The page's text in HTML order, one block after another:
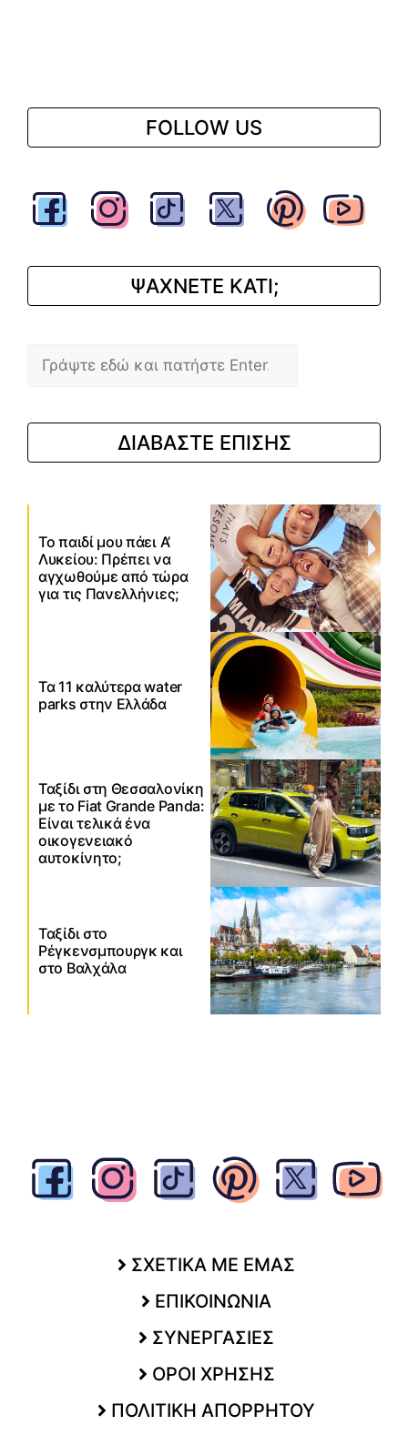
FOLLOW US
ΨΑΧΝΕΤΕ ΚΑΤΙ;
ΔΙΑΒΑΣΤΕ ΕΠΙΣΗΣ
Το παιδί μου πάει Α’
Λυκείου: Πρέπει να
αγχωθούμε από τώρα
για τις Πανελλήνιες;
Τα 11 καλύτερα water
parks στην Ελλάδα
Ταξίδι στη Θεσσαλονίκη
με το Fiat Grande Panda:
Είναι τελικά ένα
οικογενειακό
αυτοκίνητο;
Ταξίδι στο
Ρέγκενσμπουργκ και
στο Βαλχάλα
ΣΧΕΤΙΚΑ ΜΕ ΕΜΑΣ
ΕΠΙΚΟΙΝΩΝΙΑ
ΣΥΝΕΡΓΑΣΙΕΣ
ΟΡΟΙ ΧΡΗΣΗΣ
ΠΟΛΙΤΙΚΗ ΑΠΟΡΡΗΤΟΥ